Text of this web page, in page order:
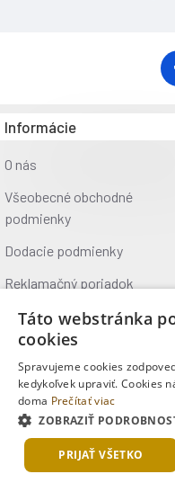
Informácie
O nás
Všeobecné obchodné
podmienky
Dodacie podmienky
Reklamačný poriadok
Ochrana údajov
Kontakt
Kde nás nájdete
Copyright © 2025,
Táto webstránka
cookies
Spravujeme cookies
kedykoľvek upraviť. Cookies
doma Prečítať viac
ZOBRAZIŤ
PRIJAŤ VŠETKO